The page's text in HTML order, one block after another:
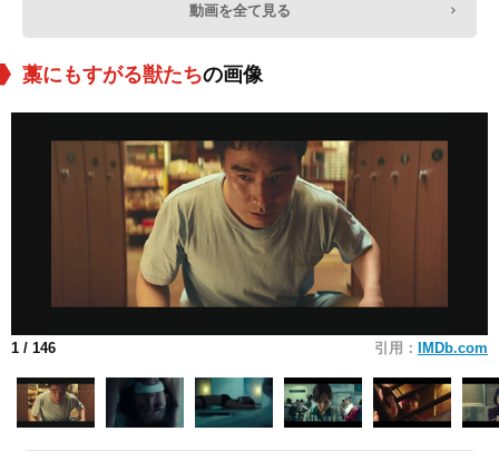
動画を全て見る
藁にもすがる獣たちの画像
1 / 146 引用： IMDb.com